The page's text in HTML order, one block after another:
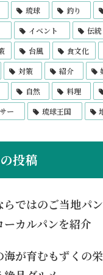
琉球 釣り
イベント 伝統
台風 食文化
対策 紹介
自然 料理
ー
琉球王国
投稿
らではのご当地パ
ーカルパンを紹介
海が育むもずくの